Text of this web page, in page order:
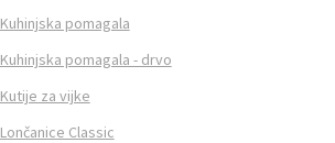
Kuhinjska pomagala
Kuhinjska pomagala - drvo
Kutije za vijke
Lončanice Classic